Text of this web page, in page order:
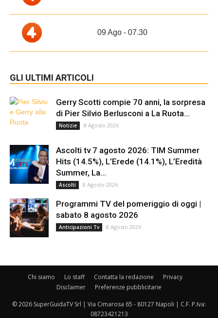
09 Ago - 07.30
GLI ULTIMI ARTICOLI
Gerry Scotti compie 70 anni, la sorpresa
di Pier Silvio Berlusconi a La Ruota...
Notizie 8 Agosto 2026
Ascolti tv 7 agosto 2026: TIM Summer
Hits (14.5%), L’Erede (14.1%), L’Eredità
Summer, La...
Ascolti 8 Agosto 2026
Programmi TV del pomeriggio di oggi |
sabato 8 agosto 2026
Anticipazioni Tv 8 Agosto 2026
Chi siamo Lo staff Contatta la redazione
Privacy
Disclaimer
Preferenze pubblicitarie
© 2026 SuperGuidaTV Srl | Via Cimarosa 65 - 80127 Napoli | C.F. P.Iva:
08723421213